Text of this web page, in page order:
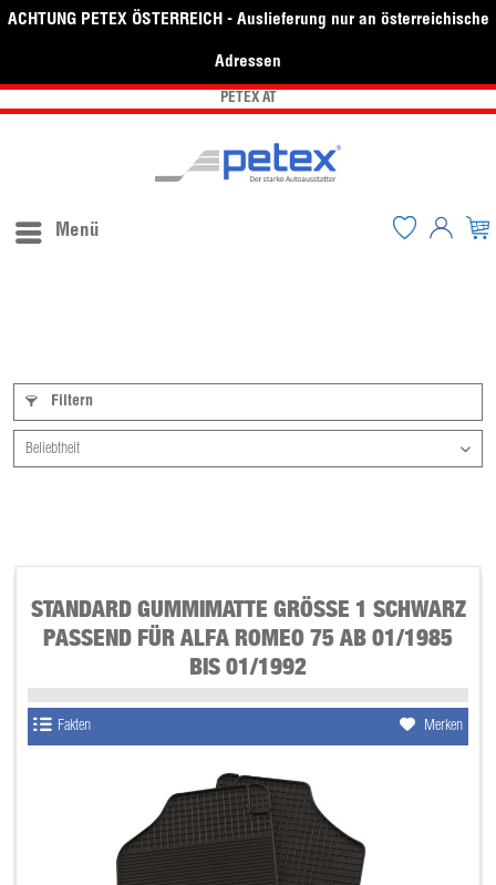
ACHTUNG PETEX ÖSTERREICH - Auslieferung nur an österreichische
Adressen
PETEX AT
Menü
Filtern
STANDARD GUMMIMATTE GRÖSSE 1 SCHWARZ P
ASSEND FÜR ALFA ROMEO 75 AB 01/1985 B
IS 01/1992
Fakten Merken